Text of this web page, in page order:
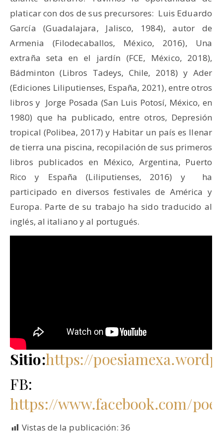
platicar con dos de sus precursores: Luis Eduardo
García (Guadalajara, Jalisco, 1984), autor de
Armenia (Filodecaballos, México, 2016), Una
extraña seta en el jardín (FCE, México, 2018),
Bádminton (Libros Tadeys, Chile, 2018) y Ader
(Ediciones Liliputienses, España, 2021), entre otros
libros y Jorge Posada (San Luis Potosí, México, en
1980) que ha publicado, entre otros, Depresión
tropical (Polibea, 2017) y Habitar un país es llenar
de tierra una piscina, recopilación de sus primeros
libros publicados en México, Argentina, Puerto
Rico y España (Liliputienses, 2016) y ha
participado en diversos festivales de América y
Europa. Parte de su trabajo ha sido traducido al
inglés, al italiano y al portugués.
Sitio:https://
FB:
https://www.facebook.com/
Vistas de la publicación: 36